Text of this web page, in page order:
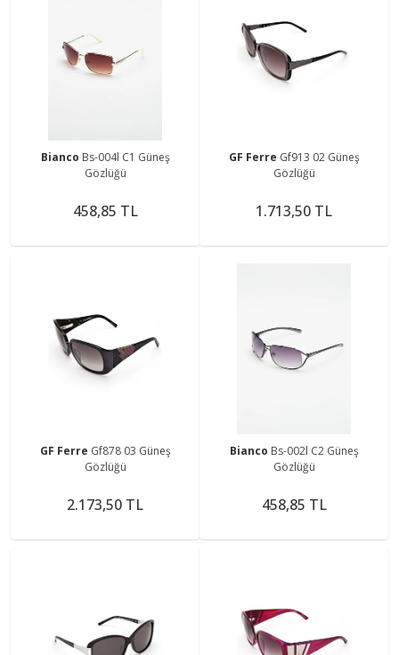
Bianco Bs-004l C1 Güneş
Gözlüğü
458,85 TL
GF Ferre Gf913 02 Güneş
Gözlüğü
1.713,50 TL
GF Ferre Gf878 03 Güneş
Gözlüğü
2.173,50 TL
Bianco Bs-002l C2 Güneş
Gözlüğü
458,85 TL